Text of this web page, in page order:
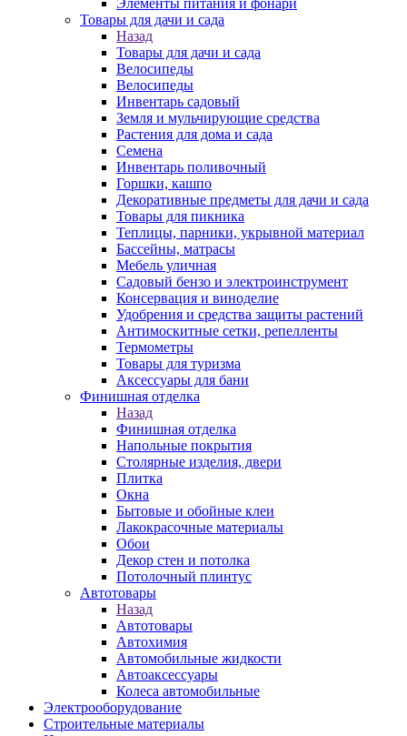
Элементы питания и фонари
Товары для дачи и сада
Назад
Товары для дачи и сада
Велосипеды
Велосипеды
Инвентарь садовый
Земля и мульчирующие средства
Растения для дома и сада
Семена
Инвентарь поливочный
Горшки, кашпо
Декоративные предметы для дачи и сада
Товары для пикника
Теплицы, парники, укрывной материал
Бассейны, матрасы
Мебель уличная
Садовый бензо и электроинструмент
Консервация и виноделие
Удобрения и средства защиты растений
Антимоскитные сетки, репелленты
Термометры
Товары для туризма
Аксессуары для бани
Финишная отделка
Назад
Финишная отделка
Напольные покрытия
Столярные изделия, двери
Плитка
Окна
Бытовые и обойные клеи
Лакокрасочные материалы
Обои
Декор стен и потолка
Потолочный плинтус
Автотовары
Назад
Автотовары
Автохимия
Автомобильные жидкости
Автоаксессуары
Колеса автомобильные
Электрооборудование
Строительные материалы